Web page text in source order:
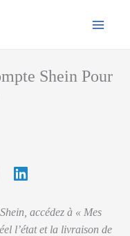
Shein Pour
accédez à « Mes
l’état et la livraison de